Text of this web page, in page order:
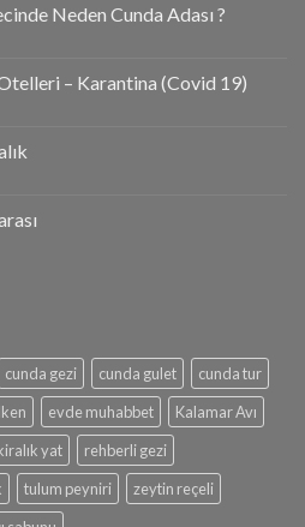
Neden Cunda Adası ?
– Karantina (Covid 19)
cunda gezi cunda gulet
cunda tur
evde muhabbet
Kalamar Avı
yat
rehberli gezi
tulum peyniri
zeytin reçeli